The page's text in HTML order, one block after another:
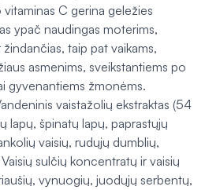
C gerina geležies
ypač naudingas moterims,
taip pat vaikams,
asmenims, sveikstantiems po
gyvenantiems žmonėms.
vaistažolių ekstraktas (54
lapų, špinatų lapų, paprastųjų
vaisių, rudųjų dumblių,
sulčių koncentratų ir vaisių
vynuogių, juodųjų serbentų,